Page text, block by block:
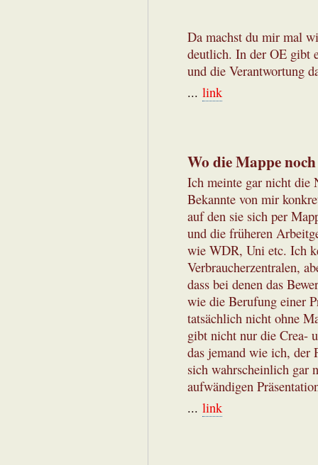
Da machst du mir mal
deutlich. In der OE gibt
und die Verantwortung
... link
Wo die Mappe
Ich meinte gar nicht die
Bekannte von mir
auf den sie sich per
und die früheren
wie WDR, Uni etc. Ich
Verbraucherzentralen,
dass bei denen das
wie die Berufung einer
tatsächlich nicht ohne
gibt nicht nur die Crea-
das jemand wie ich, der
sich wahrscheinlich gar
aufwändigen
... link